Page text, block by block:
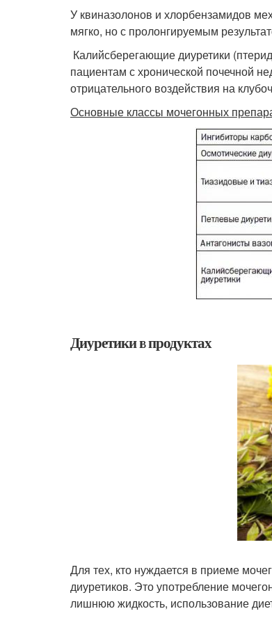
У квиназолонов и хлорбензамидов
мягко, но с пролонгируемым
Калийсберегающие диуретики
пациентам с хронической почечной
отрицательного воздействия на
Основные классы мочегонных
Диуретики в продуктах
Для тех, кто нуждается в приеме
диуретиков. Это употребление
лишнюю жидкость, использование